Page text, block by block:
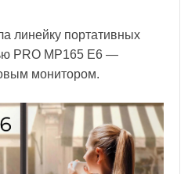
линейку портативных
PRO MP165 E6 —
монитором.